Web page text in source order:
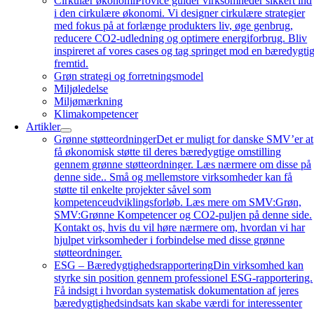
i den cirkulære økonomi. Vi designer cirkulære strategier
med fokus på at forlænge produkters liv, øge genbrug,
reducere CO2-udledning og optimere energiforbrug. Bliv
inspireret af vores cases og tag springet mod en
fremtid.
Grøn strategi og forretningsmodel
Miljøledelse
Miljømærkning
Klimakompetencer
Artikler
Grønne støtteordningerDet er muligt for danske SMV’er at
få økonomisk støtte til deres bæredygtige omstilling
gennem grønne støtteordninger. Læs nærmere om disse på
denne side.. Små og mellemstore virksomheder kan få
støtte til enkelte projekter såvel som
kompetenceudviklingsforløb. Læs mere om SMV:Grøn,
SMV:Grønne Kompetencer og CO2-puljen på denne side.
Kontakt os, hvis du vil høre nærmere om, hvordan vi har
hjulpet virksomheder i forbindelse med disse grønne
støtteordninger.
ESG – BæredygtighedsrapporteringDin virksomhed kan
styrke sin position gennem professionel ESG-rapportering.
Få indsigt i hvordan systematisk dokumentation af jeres
bæredygtighedsindsats kan skabe værdi for interessenter